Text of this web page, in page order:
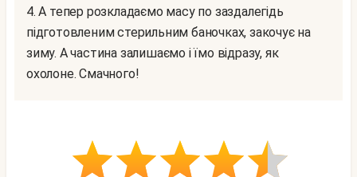
4. А тепер розкладаємо масу по заздалегідь
підготовленим стерильним баночках, закочує на
зиму. А частина залишаємо і їмо відразу, як
охолоне. Смачного!